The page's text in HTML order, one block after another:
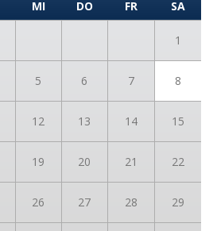
MI DO FR SA
1
5 6 7 8
12 13 14 15
19 20 21 22
26 27 28 29